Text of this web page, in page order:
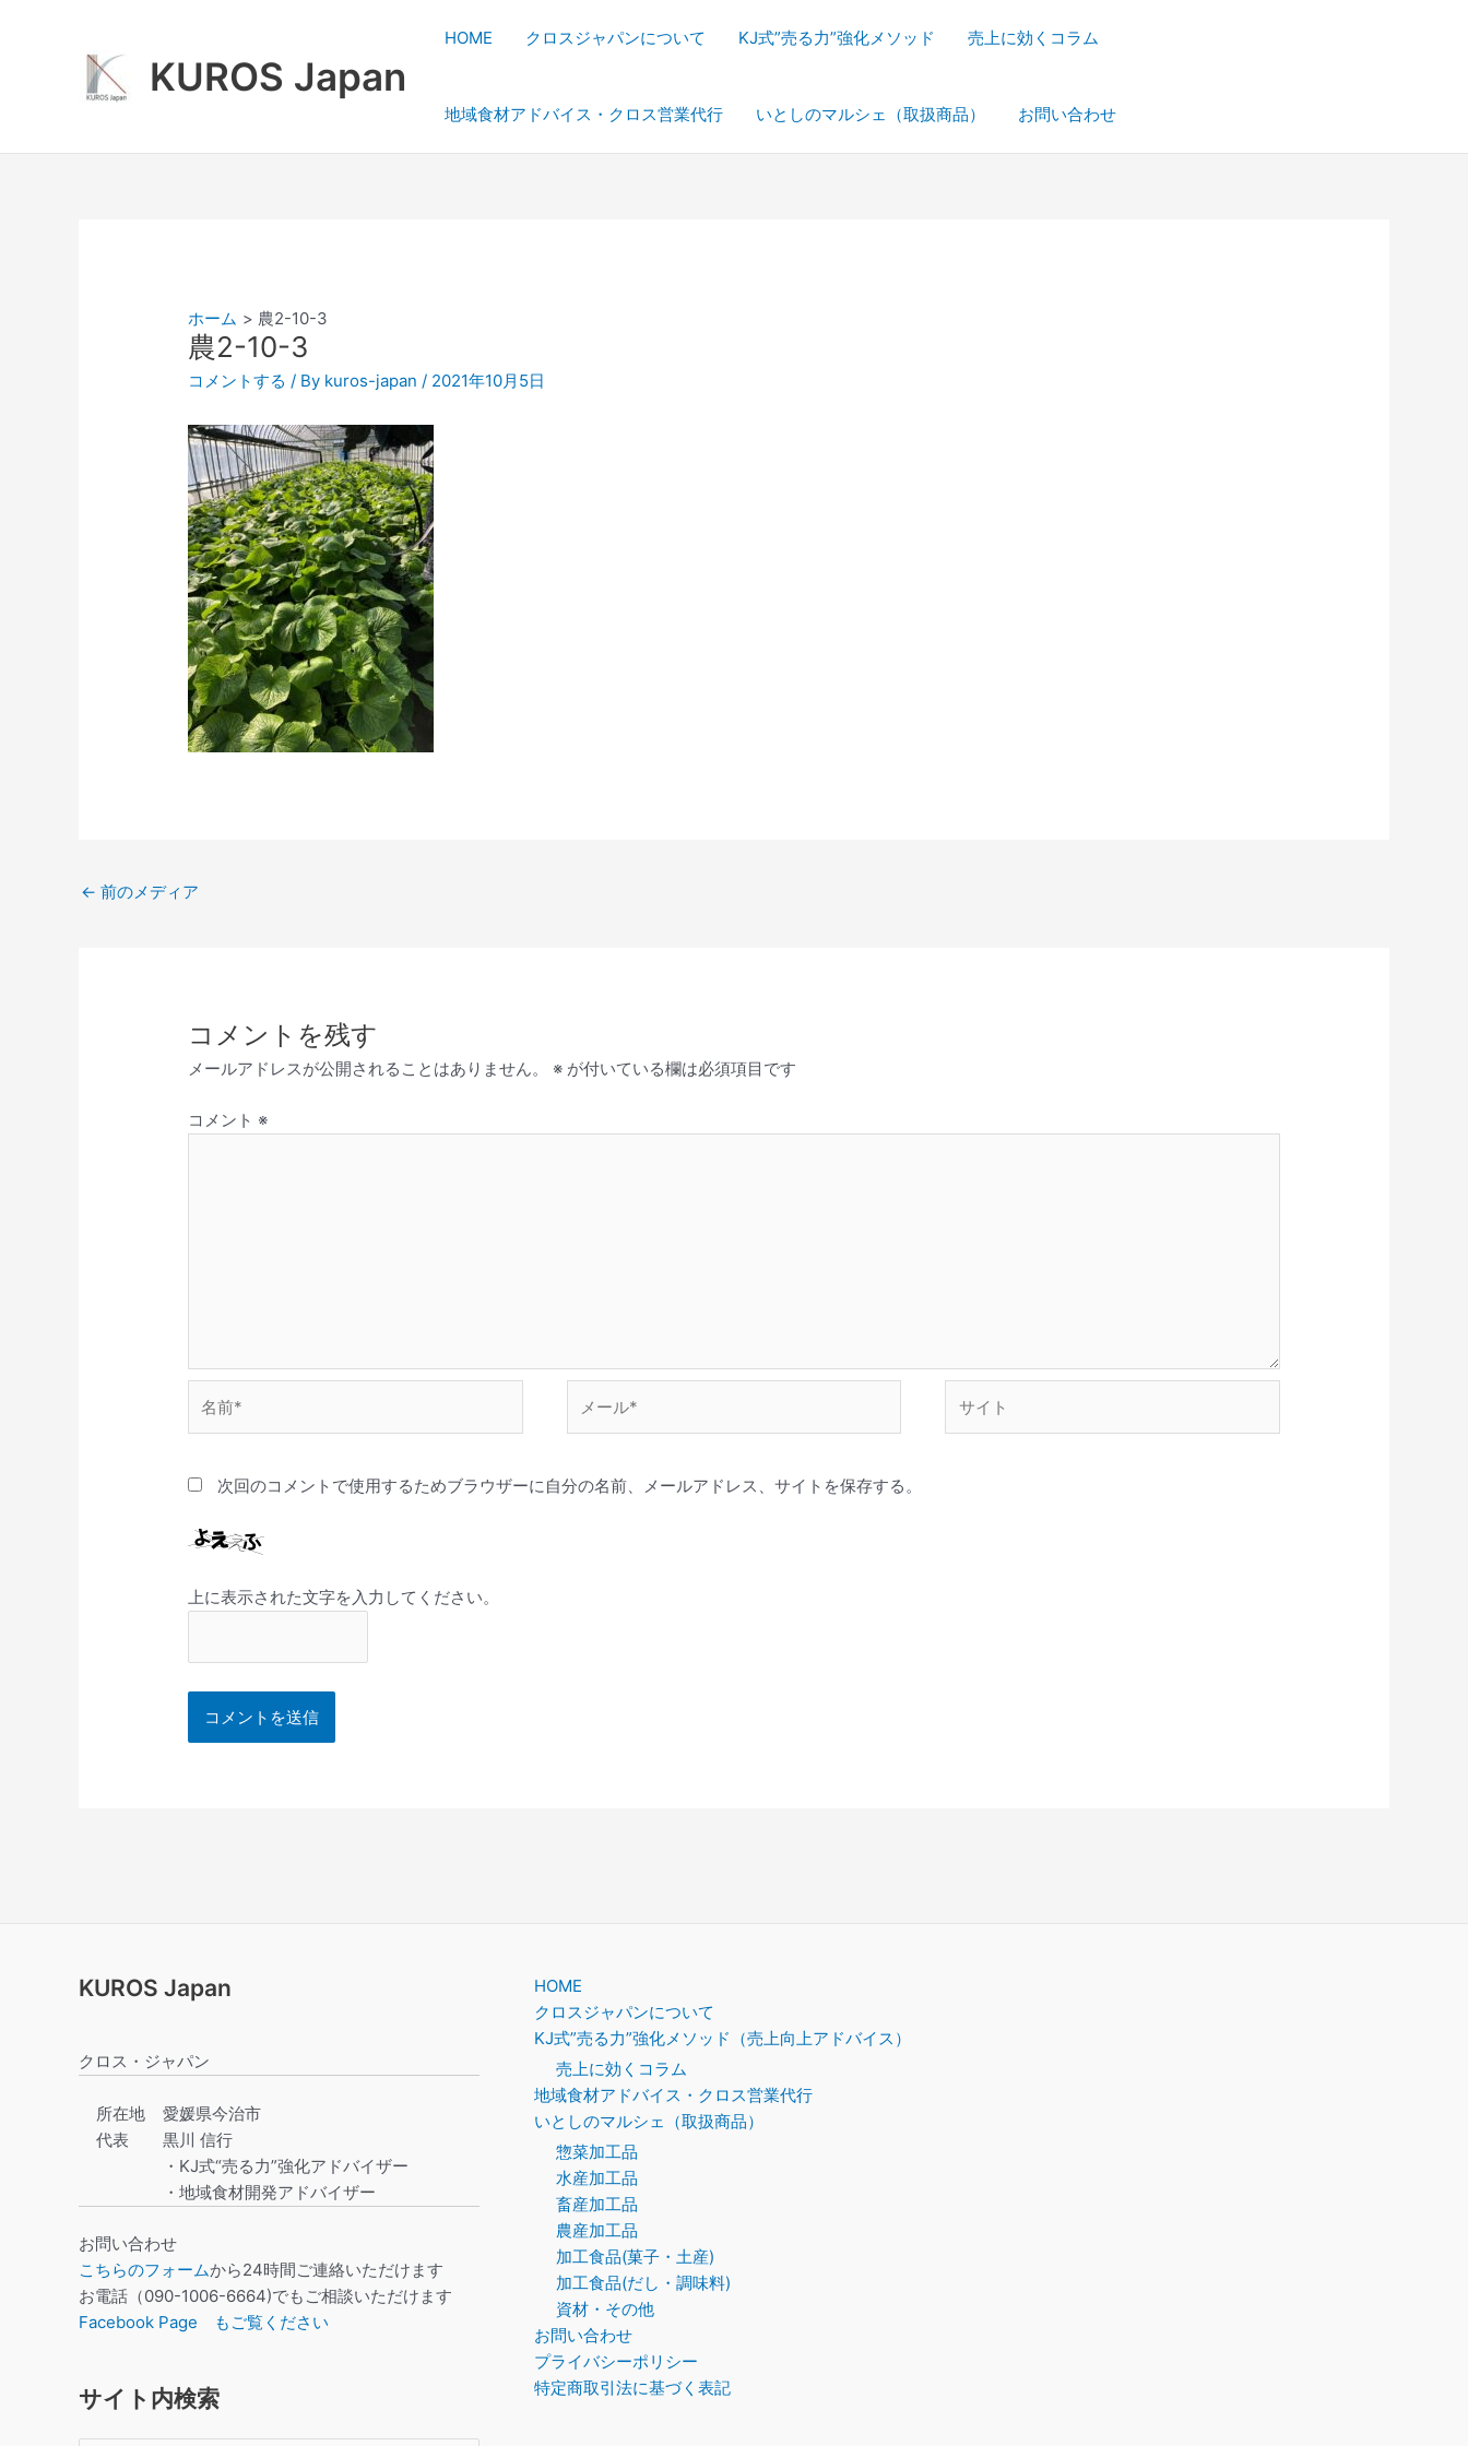
KUROS Japan
HOME クロスジャパンについて KJ式”売る力”強化メソッド 売上に効くコラム
地域食材アドバイス・クロス営業代行 いとしのマルシェ（取扱商品） お問い合わせ
ホーム 農2-10-3
農2-10-3
コメントする / By kuros-japan/ 2021年10月5日
← 前のメディア
コメントを残す
メールアドレスが公開されることはありません。 ※ が付いている欄は必須項目です
コメント ※
前
ー
次回のコメントで使用するためブラウザーに自分の名前、メールアドレス、サイトを保存する。
上に表示された文字を入力してください。
KUROS Japan
クロス・ジャパン
所在地
代表
愛媛県今治市
黒川 信行
・KJ式“売る力”強化アドバイザー
・地域食材開発アドバイザー
お問い合わせ
こちらのフォームから24時間ご連絡いただけます
お電話（090-1006-6664)でもご相談いただけます
Facebook Page もご覧ください
サイト内検索
HOME
クロスジャパンについて
KJ式”売る力”強化メソッド（売上向上アドバイス）
売上に効くコラム
地域食材アドバイス・クロス営業代行
いとしのマルシェ（取扱商品）
惣菜加工品
水産加工品
畜産加工品
農産加工品
加工食品(菓子・土産)
加工食品(だし・調味料)
資材・その他
お問い合わせ
プライバシーポリシー
特定商取引法に基づく表記